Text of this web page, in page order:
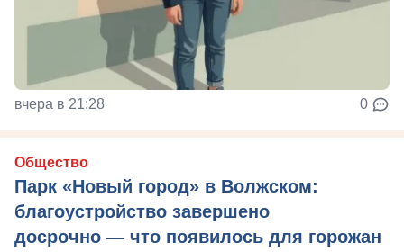
вчера в 21:28 0
Общество
Парк «Новый город» в Волжском:
благоустройство завершено
досрочно — что появилось для горожан